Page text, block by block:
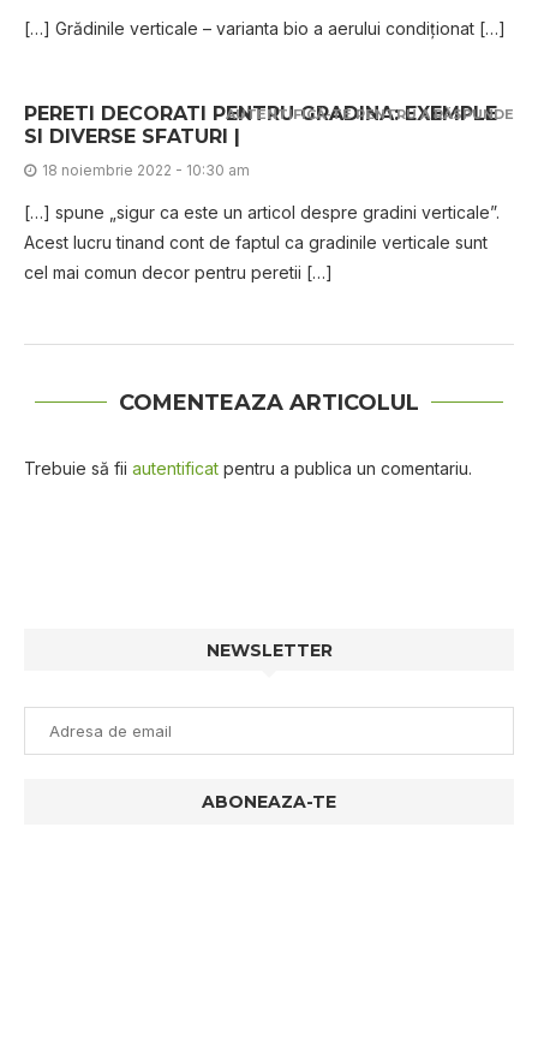
[…] Grădinile verticale – varianta bio a aerului condiționat […]
PERETI DECORATI PENTRU GRADINA: EXEMPLE
SI DIVERSE SFATURI |
18 noiembrie 2022 - 10:30 am
[…] spune „sigur ca este un articol despre gradini verticale”.
Acest lucru tinand cont de faptul ca gradinile verticale sunt
cel mai comun decor pentru peretii […]
AUTENTIFICĂ-TE PENTRU A RĂSPUNDE
COMENTEAZA ARTICOLUL
Trebuie să fii autentificat pentru a publica un comentariu.
NEWSLETTER